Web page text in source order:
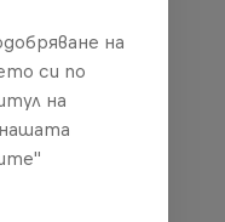
на
си по
на